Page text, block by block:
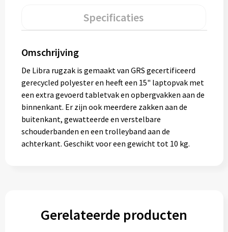
EHBO
Verpakkingen
Pashouders
Specificaties
Omschrijving
De Libra rugzak is gemaakt van GRS gecertificeerd
gerecycled polyester en heeft een 15" laptopvak met
een extra gevoerd tabletvak en opbergvakken aan de
binnenkant. Er zijn ook meerdere zakken aan de
buitenkant, gewatteerde en verstelbare
schouderbanden en een trolleyband aan de
achterkant. Geschikt voor een gewicht tot 10 kg.
Gerelateerde producten